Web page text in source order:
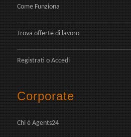
Come Funziona
Trova offerte di lavoro
Registrati o Accedi
Corporate
Chi é Agents24